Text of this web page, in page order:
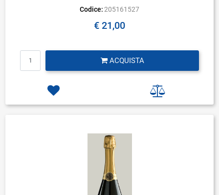
Codice: 205161527
€ 21,00
ACQUISTA